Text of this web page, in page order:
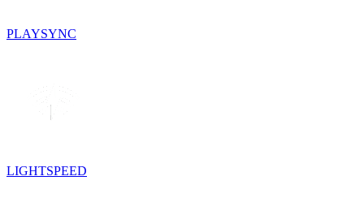
PLAYSYNC
LIGHTSPEED